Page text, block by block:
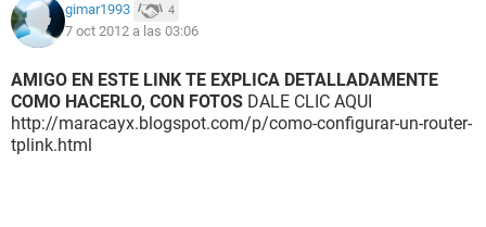
gimar1993 4
7 oct 2012 a las 03:06
AMIGO EN ESTE LINK TE EXPLICA DETALLADAMENTE
COMO HACERLO, CON FOTOS DALE CLIC AQUI
http://maracayx.blogspot.com/p/como-configurar-un-router-
tplink.html